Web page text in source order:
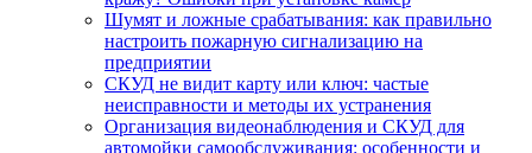
Шумят и ложные срабатывания: как правильно
настроить пожарную сигнализацию на
предприятии
СКУД не видит карту или ключ: частые
неисправности и методы их устранения
Организация видеонаблюдения и СКУД для
автомойки самообслуживания: особенности и